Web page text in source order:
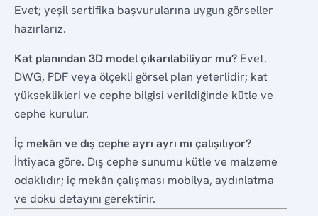
Evet; yeşil sertifika başvurularına uygun görseller
hazırlarız.
Kat planından 3D model çıkarılabiliyor mu? Evet.
DWG, PDF veya ölçekli görsel plan yeterlidir; kat
yükseklikleri ve cephe bilgisi verildiğinde kütle ve
cephe kurulur.
İç mekân ve dış cephe ayrı ayrı mı çalışılıyor?
İhtiyaca göre. Dış cephe sunumu kütle ve malzeme
odaklıdır; iç mekân çalışması mobilya, aydınlatma
ve doku detayını gerektirir.